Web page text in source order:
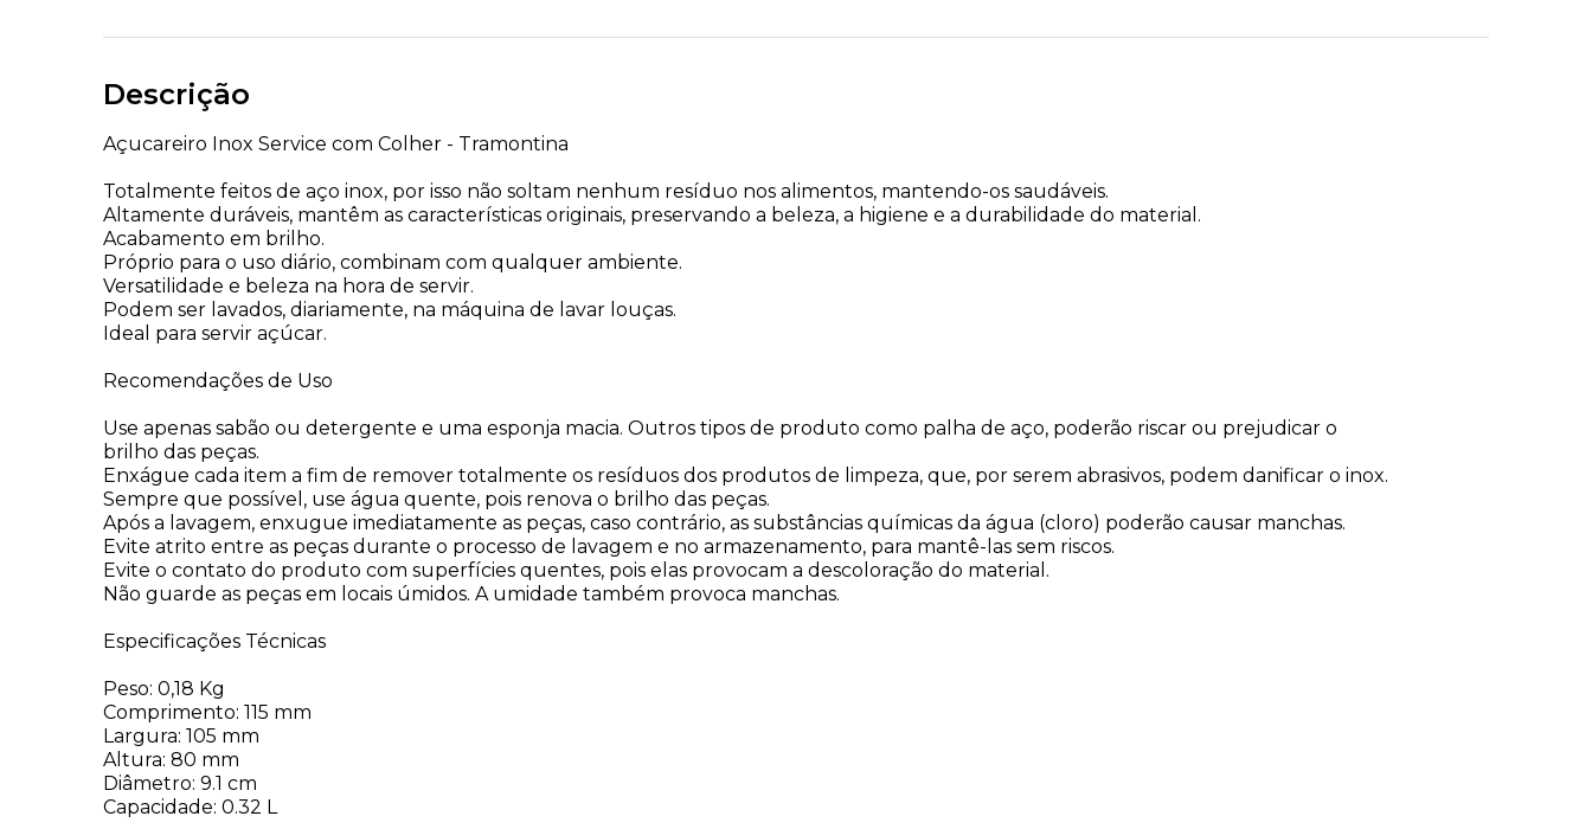
Descrição
Açucareiro Inox Service com Colher - Tramontina
Totalmente feitos de aço inox, por isso não soltam nenhum resíduo nos alimentos, mantendo-os saudáveis.
Altamente duráveis, mantêm as características originais, preservando a beleza, a higiene e a durabilidade do material.
Acabamento em brilho.
Próprio para o uso diário, combinam com qualquer ambiente.
Versatilidade e beleza na hora de servir.
Podem ser lavados, diariamente, na máquina de lavar louças.
Ideal para servir açúcar.
Recomendações de Uso
Use apenas sabão ou detergente e uma esponja macia. Outros tipos de produto como palha de aço, poderão riscar ou prejudicar o
brilho das peças.
Enxágue cada item a fim de remover totalmente os resíduos dos produtos de limpeza, que, por serem abrasivos, podem danificar o inox.
Sempre que possível, use água quente, pois renova o brilho das peças.
Após a lavagem, enxugue imediatamente as peças, caso contrário, as substâncias químicas da água (cloro) poderão causar manchas.
Evite atrito entre as peças durante o processo de lavagem e no armazenamento, para mantê-las sem riscos.
Evite o contato do produto com superfícies quentes, pois elas provocam a descoloração do material.
Não guarde as peças em locais úmidos. A umidade também provoca manchas.
Especificações Técnicas
Peso: 0,18 Kg
Comprimento: 115 mm
Largura: 105 mm
Altura: 80 mm
Diâmetro: 9.1 cm
Capacidade: 0.32 L